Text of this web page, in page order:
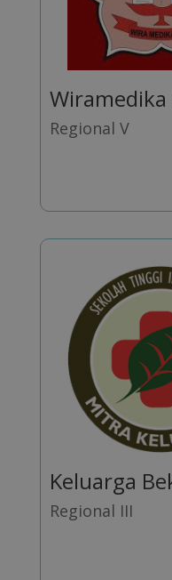
Wiramedika
Regional V
Keluarga
Regional III